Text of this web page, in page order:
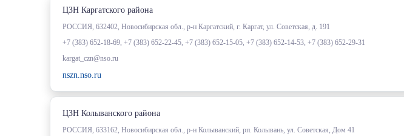
ЦЗН Каргатского района
РОССИЯ, 632402, Новосибирская обл., р-н Каргатский, г. Каргат, ул. Советская, д. 191
+7 (383) 652-18-69, +7 (383) 652-22-45, +7 (383) 652-15-05, +7 (383) 652-14-53, +7 (383) 652-29-31
kargat_czn@nso.ru
nszn.nso.ru
ЦЗН Колыванского района
РОССИЯ, 633162, Новосибирская обл., р-н Колыванский, рп. Колывань, ул. Советская, Дом 41